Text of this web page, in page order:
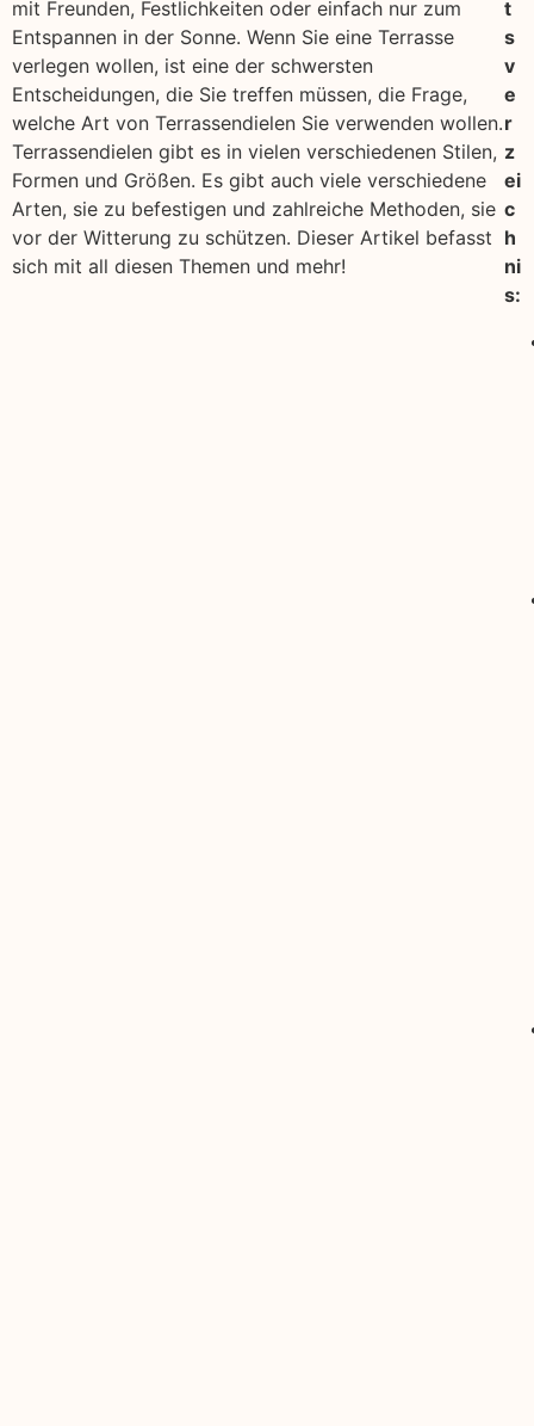
mit Freunden, Festlichkeiten oder einfach nur zum
Entspannen in der Sonne. Wenn Sie eine Terrasse
verlegen wollen, ist eine der schwersten
Entscheidungen, die Sie treffen müssen, die Frage,
welche Art von Terrassendielen Sie verwenden wollen.
Terrassendielen gibt es in vielen verschiedenen Stilen,
Formen und Größen. Es gibt auch viele verschiedene
Arten, sie zu befestigen und zahlreiche Methoden, sie
vor der Witterung zu schützen. Dieser Artikel befasst
sich mit all diesen Themen und mehr!
t
s
v
e
r
z
ei
c
h
ni
s: